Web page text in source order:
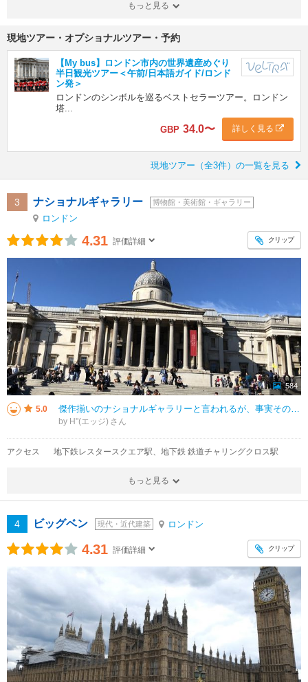
もっと見る
現地ツアー・オプショナルツアー・予約
【My bus】ロンドン市内の世界遺産めぐり
半日観光ツアー＜午前/日本語ガイド/ロンド
ン発＞
ロンドンのシンボルを巡るベストセラーツアー。ロンドン
塔...
GBP 34.0〜 詳しく見る
現地ツアー（全3件）の一覧を見る
3 ナショナルギャラリー 博物館・美術館・ギャラリー
ロンドン
4.31 評価詳細 クリップ
584
5.0 傑作揃いのナショナルギャラリーと言われるが、事実その通りで、この評価は広く世界に認知されている･･･と言ってしまえば此処で終わりなのだが、ここでは私的なクチコミを少しだけ記す。私はどちらかと言えば「美味しいものは最後派」だ
by H"(エッジ)
アクセス 地下鉄レスタースクエア駅、地下鉄 鉄道チャリングクロス駅
もっと見る
4 ビッグベン 現代・近代建築 ロンドン
4.31 評価詳細 クリップ